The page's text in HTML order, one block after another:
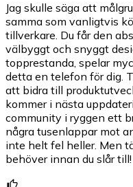
Jag skulle säga att
samma som vanligtvis
tillverkare. Du får den
välbyggt och snyggt
topprestanda, spelar
detta en telefon för dig.
att bidra till
kommer i nästa
community i ryggen ett
några tusenlappar mot
inte helt fel heller. Men
behöver innan du slår till!